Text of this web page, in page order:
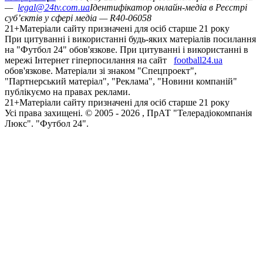
— legal@24tv.com.uaІдентифікатор онлайн-медіа в Реєстрі
суб’єктів у сфері медіа — R40-06058
21+Матеріали сайту призначені для осіб старше 21 року
При цитуванні і використанні будь-яких матеріалів посилання
на "Футбол 24" обов'язкове. При цитуванні і використанні в
мережі Інтернет гіперпосилання на сайт
football24.ua
обов'язкове. Матеріали зі знаком "Спецпроект",
"Партнерський матеріал", "Реклама", "Новини компаній"
публікуємо на правах реклами.
21+Матеріали сайту призначені для осіб старше 21 року
Усi права захищенi. © 2005 - 2026 , ПрАТ "Телерадіокомпанія
Люкс". "Футбол 24".